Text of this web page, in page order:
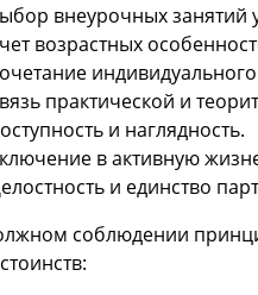
внеурочных занятий
возрастных
практической и
и наглядность.
в активную
и единство
соблюдении